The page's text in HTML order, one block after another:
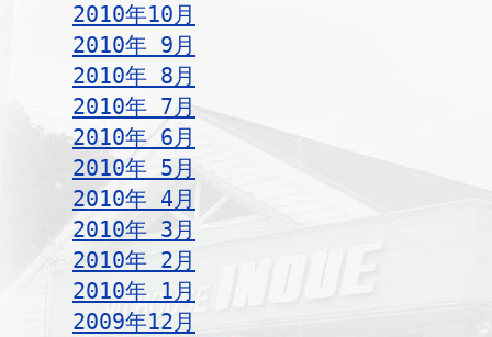
2010年10月
2010年 9月
2010年 8月
2010年 7月
2010年 6月
2010年 5月
2010年 4月
2010年 3月
2010年 2月
2010年 1月
2009年12月